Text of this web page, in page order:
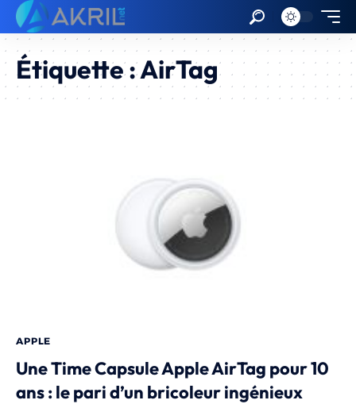
Étiquette :AirTag
APPLE
Une Time Capsule Apple AirTag pour 10
ans : le pari d’un bricoleur ingénieux